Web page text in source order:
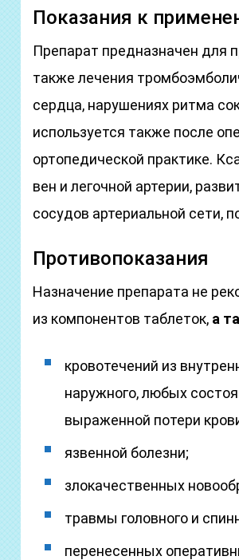
Показания к
Препарат предназначен для
также лечения
сердца, нарушениях ритма
используется также после
ортопедической практике.
вен и легочной артерии,
сосудов артериальной сети,
Противопоказания
Назначение препарата не
из компонентов таблеток, а
кровотечений из
наружного, любых
выраженной потери
язвенной болезни;
злокачественных
травмы головного и
перенесенных